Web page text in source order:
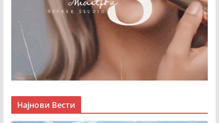
Најнови Вести